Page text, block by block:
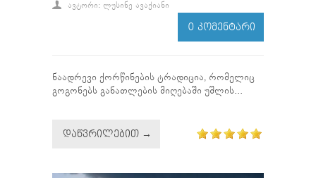
ᲐᲕᲢᲝᲠᲘ: ᲚᲣᲡᲘᲜᲔ ᲐᲕᲐᲥᲘᲐᲜᲘ
0 ᲙᲝᲛᲔᲜᲢᲐᲠᲘ
ნაადრევი ქორწინების ტრადიცია, რომელიც
გოგონებს განათლების მიღებაში უშლის...
ᲓᲐᲬᲕᲠᲘᲚᲔᲑᲘᲗ →